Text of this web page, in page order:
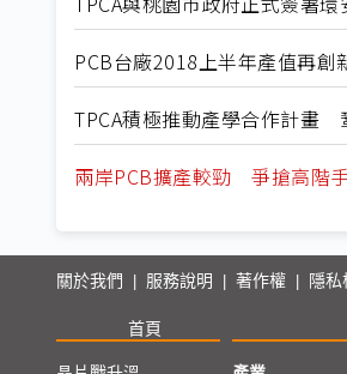
PCB台廠2018上半年產值再
TPCA積極推動產學合作計畫
兩岸PCB擴產較勁 爭搶高階
關於我們 服務說明 著作權 隱私
首頁